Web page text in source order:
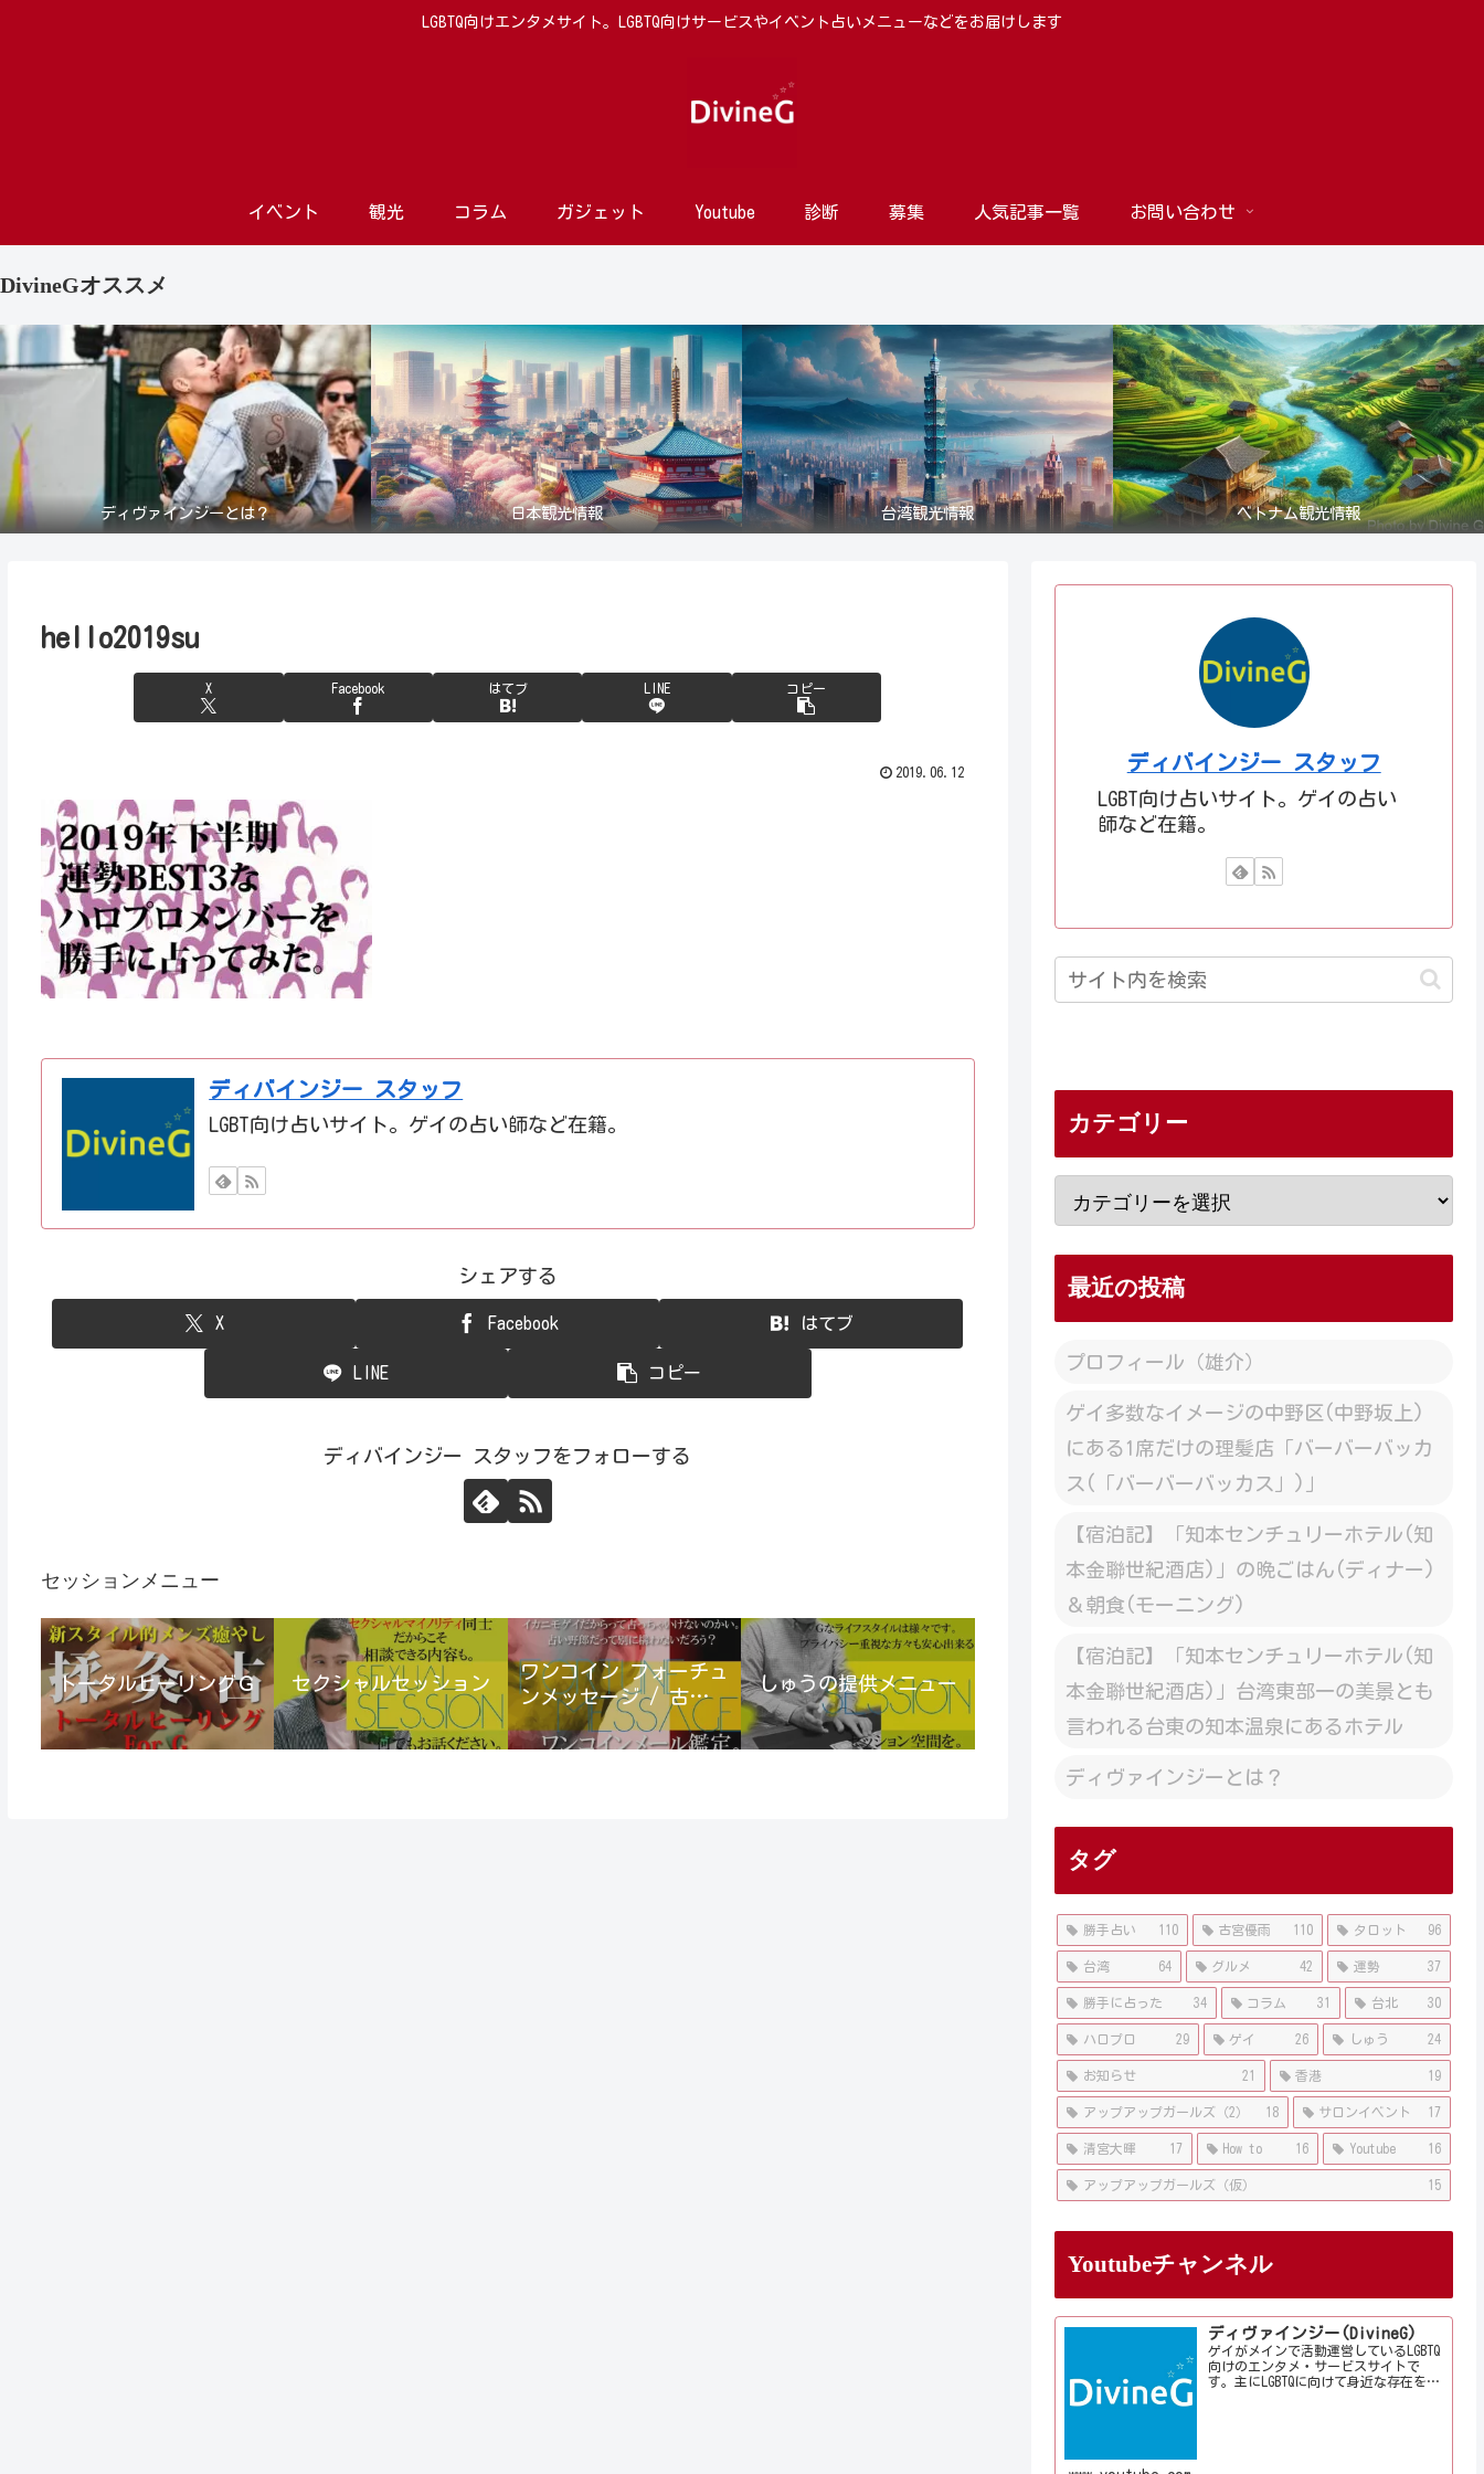
LGBTQ向けエンタメサイト。LGBTQ向けサービスやイベント占いメニューなどをお届けします
イベント 観光 コラム ガジェット Youtube 診断 募集 人気記事一覧 お問い合わせ
DivineGオススメ
ディヴァインジーとは？ 日本観光情報 台湾観光情報 ベトナム観光情報
hello2019su
X Facebook はてブ LINE コピー
2019.06.12
ディバインジー スタッフ
LGBT向け占いサイト。ゲイの占い師など在籍。
シェアする
X Facebook はてブ
LINE コピー
ディバインジー スタッフをフォローする
セッションメニュー
トータルヒーリングＧ セクシャルセッション
ワンコイン フォーチュ
ンメッセージ / 古宮優
雨
しゅうの提供メニュー
ディバインジー スタッフ
LGBT向け占いサイト。ゲイの占い
師など在籍。
カテゴリー
最近の投稿
プロフィール（雄介）
ゲイ多数なイメージの中野区(中野坂上)
にある1席だけの理髪店「バーバーバッカ
ス(「バーバーバッカス」)」
【宿泊記】「知本センチュリーホテル(知
本金聯世紀酒店)」の晩ごはん(ディナー)
＆朝食(モーニング)
【宿泊記】「知本センチュリーホテル(知
本金聯世紀酒店)」台湾東部一の美景とも
言われる台東の知本温泉にあるホテル
ディヴァインジーとは？
タグ
勝手占い 110 古宮優雨 110 タロット 96
台湾 64 グルメ 42 運勢 37
勝手に占った 34 コラム 31 台北 30
ハロプロ 29 ゲイ 26 しゅう 24
お知らせ 21 香港 19
アップアップガールズ（2） 18 サロンイベント 17
清宮大暉 17 How to 16 Youtube 16
アップアップガールズ（仮） 15
Youtubeチャンネル
ディヴァインジー(DivineG)
ゲイがメインで活動運営しているLGBTQ
向けのエンタメ・サービスサイトで
す。主にLGBTQに向けて身近な存在を意